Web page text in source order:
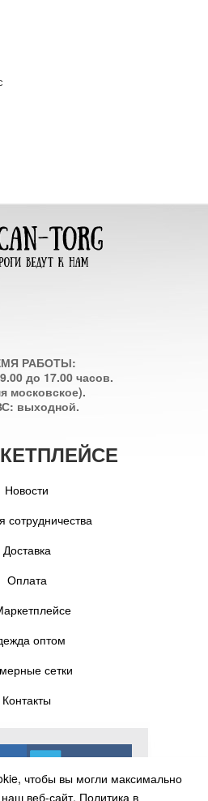
РАБОТЫ:
до 17.00 часов.
московское).
выходной.
Новости
сотрудничества
Доставка
Оплата
оптом
сетки
Контакты
чтобы вы могли максимально
веб-сайт. Политика в